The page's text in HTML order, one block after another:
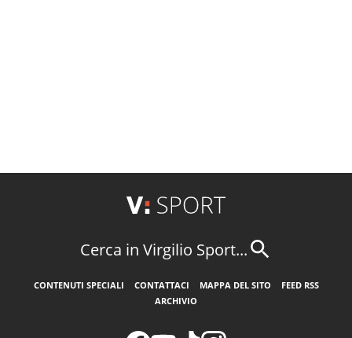
Cerca in Virgilio Sport...
CONTENUTI SPECIALI CONTATTACI MAPPA DEL SITO
FEED RSS
ARCHIVIO